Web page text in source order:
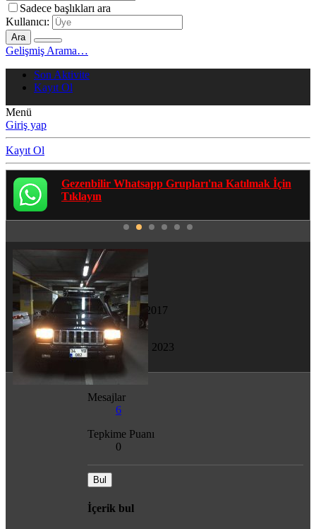
Sadece başlıkları ara
Kullanıcı:
Ara
Gelişmiş Arama…
Son Aktivite
Kayıt Ol
Menü
Giriş yap
Kayıt Ol
Gezenbilir Whatsapp Grupları'na Katılmak İçin
Tıklayın
cccilesiz
Yeni Üye
Katılım
5 Mar 2017
Son görülme
25 Ağu 2023
Mesajlar
6
Tepkime Puanı
0
Bul
İçerik bul